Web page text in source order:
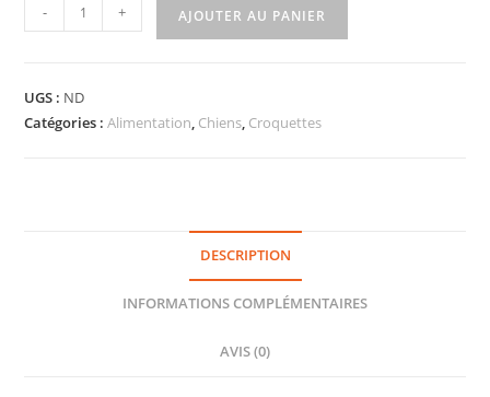
- + AJOUTER AU PANIER
UGS : ND
Catégories :Alimentation, Chiens, Croquettes
DESCRIPTION
INFORMATIONS COMPLÉMENTAIRES
AVIS (0)